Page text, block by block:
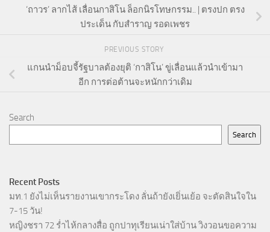
‘ถาวร’ ลากไส้ เลื่อนกาสิโน ล็อกนิรโทษกรรม.. | ตรงปก ตรง
ประเด็น กับสำราญ รอดเพชร
PREVIOUS STORY
แกนนำม็อบจี้รัฐบาลต้องยุติ ‘กาสิโน’ ขู่เลื่อนแล้วนำเข้ามา
อีก การต่อต้านจะหนักกว่าเดิม
Search
Search
Recent Posts
มท.1 ยังไม่เห็นรายงานเขากระโดง ลั่นถ้ายังเยิ่นเย้อ จะตัดสินใจใน
7-15 วัน!
หญิงชรา 72 ร่ำไห้กลางสื่อ ถูกปาทุเรียนเน่าใส่บ้าน วิงวอนขอความ